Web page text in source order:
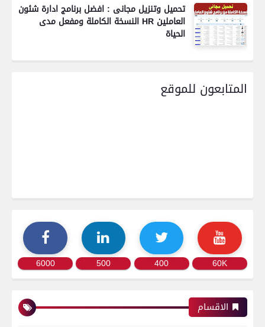
تحميل وتنزيل مجانى : افضل برنامج ادارة شئون
العاملين HR النسخة الكاملة ومفعل مدى
الحياة
المتابعون للموقع
60K
400
500
6000
الاقسام